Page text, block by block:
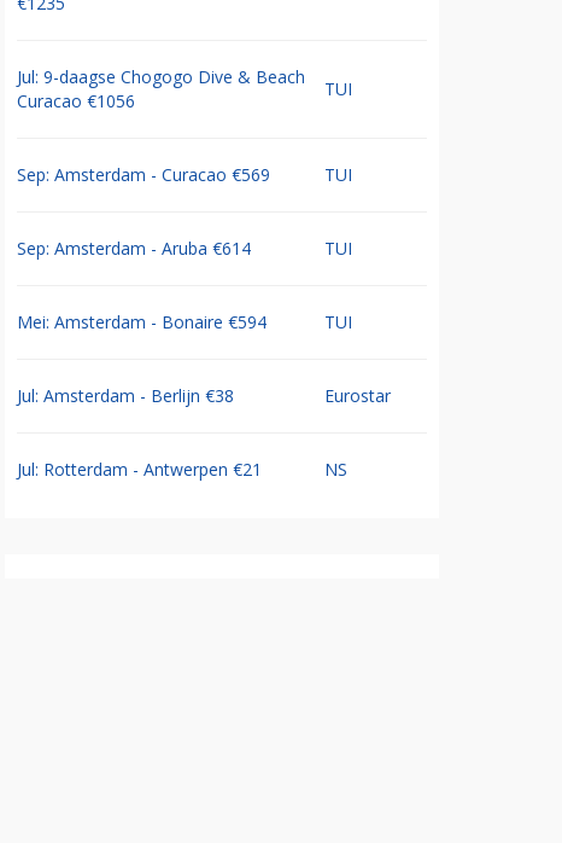
Jul: 9-daagse Chogogo Dive & Beach
Curacao €1056
TUI
Sep: Amsterdam - Curacao €569 TUI
Sep: Amsterdam - Aruba €614 TUI
Mei: Amsterdam - Bonaire €594 TUI
Jul: Amsterdam - Berlijn €38 Eurostar
Jul: Rotterdam - Antwerpen €21 NS